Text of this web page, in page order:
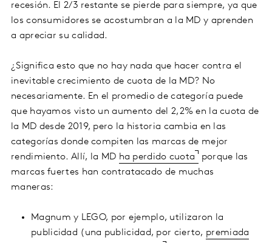
recesión. El 2/3 restante se pierde para siempre, ya que
los consumidores se acostumbran a la MD y aprenden
a apreciar su calidad.
¿Significa esto que no hay nada que hacer contra el
inevitable crecimiento de cuota de la MD? No
necesariamente. En el promedio de categoría puede
que hayamos visto un aumento del 2,2% en la cuota de
la MD desde 2019, pero la historia cambia en las
categorías donde compiten las marcas de mejor
rendimiento. Allí, la MD ha perdido cuota
porque las
marcas fuertes han contratacado de muchas
maneras:
Magnum y LEGO, por ejemplo, utilizaron la
publicidad (una publicidad, por cierto, premiada